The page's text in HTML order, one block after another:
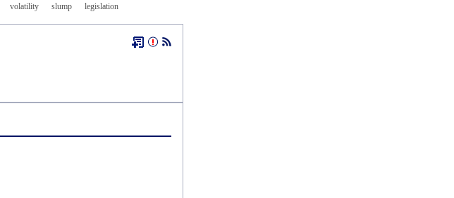
volatility slump legislation